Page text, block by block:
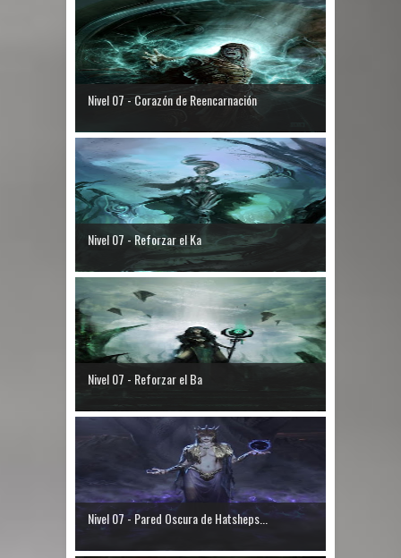
Nivel 07 - Corazón de Reencarnación
Nivel 07 - Reforzar el Ka
Nivel 07 - Reforzar el Ba
Nivel 07 - Pared Oscura de Hatsheps...